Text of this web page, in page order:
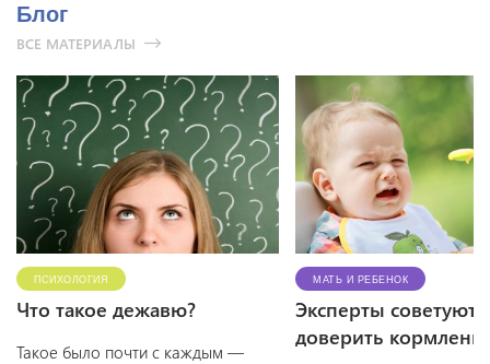
Блог
ВСЕ МАТЕРИАЛЫ
ПСИХОЛОГИЯ
Что такое дежавю?
Такое было почти с каждым —
МАТЬ И РЕБЕНОК
Эксперты советуют
доверить